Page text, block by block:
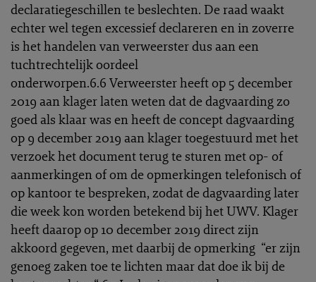
declaratiegeschillen te beslechten. De raad waakt
echter wel tegen excessief declareren en in zoverre
is het handelen van verweerster dus aan een
tuchtrechtelijk oordeel
onderworpen.6.6 Verweerster heeft op 5 december
2019 aan klager laten weten dat de dagvaarding zo
goed als klaar was en heeft de concept dagvaarding
op 9 december 2019 aan klager toegestuurd met het
verzoek het document terug te sturen met op- of
aanmerkingen of om de opmerkingen telefonisch of
op kantoor te bespreken, zodat de dagvaarding later
die week kon worden betekend bij het UWV. Klager
heeft daarop op 10 december 2019 direct zijn
akkoord gegeven, met daarbij de opmerking “er zijn
genoeg zaken toe te lichten maar dat doe ik bij de